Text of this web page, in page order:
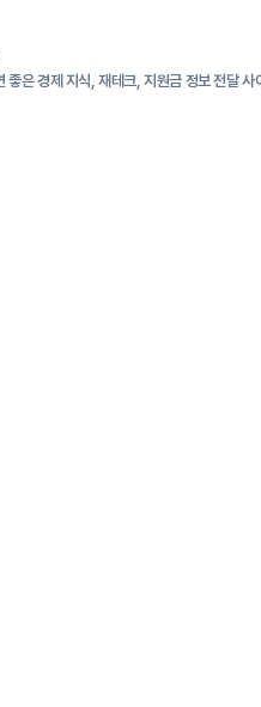
좋은 경제 지식, 재테크, 지원금 정보 전달 사